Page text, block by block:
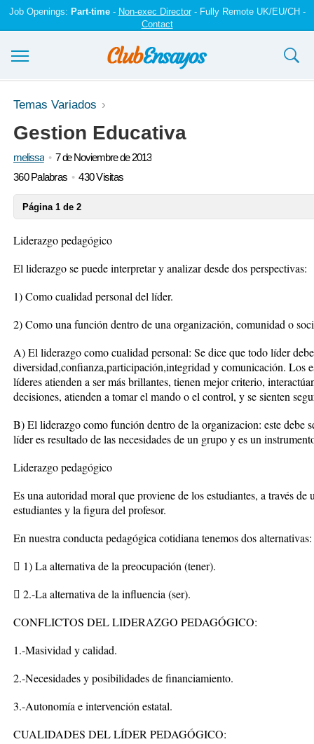
Job Openings: Part-time- Non-exec Director- Fully Remote UK/EU/CH -
Contact
Ensayos y trabajos
Registrarse
Iniciar sesión
Temas Variados
Gestion Educativa
melissa
7 de Noviembre de 2013
360 Palabras
430 Visitas
Página 1 de 2
Liderazgo pedagógico
El liderazgo se puede interpretar y analizar desde dos perspectivas:
1) Como cualidad personal del líder.
2) Como una función dentro de una organización, comunidad o
A) El liderazgo como cualidad personal: Se dice que todo líder
diversidad,confianza,participación,integridad y comunicación. Los
líderes atienden a ser más brillantes, tienen mejor criterio,
decisiones, atienden a tomar el mando o el control, y se sienten
B) El liderazgo como función dentro de la organizacion: este debe
líder es resultado de las necesidades de un grupo y es un
Liderazgo pedagógico
Es una autoridad moral que proviene de los estudiantes, a través
estudiantes y la figura del profesor.
En nuestra conducta pedagógica cotidiana tenemos dos alternativas:
 1) La alternativa de la preocupación (tener).
 2.-La alternativa de la influencia (ser).
CONFLICTOS DEL LIDERAZGO PEDAGÓGICO:
1.-Masividad y calidad.
2.-Necesidades y posibilidades de financiamiento.
3.-Autonomía e intervención estatal.
CUALIDADES DEL LÍDER PEDAGÓGICO: